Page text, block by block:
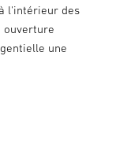
l'intérieur des
ouverture
une